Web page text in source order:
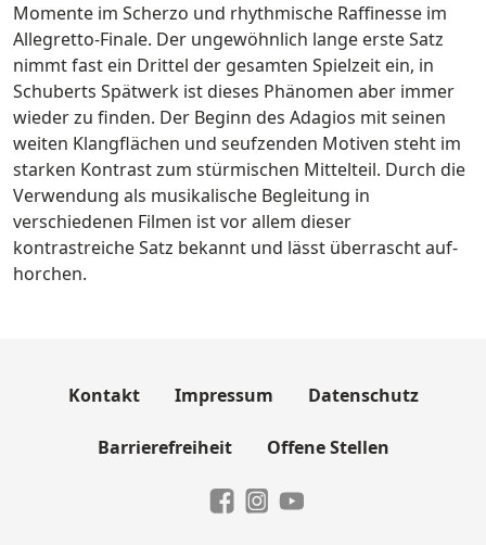
Momente im Scherzo und rhythmische Raffinesse im
Allegretto-Finale. Der ungewöhnlich lange erste Satz
nimmt fast ein Drittel der gesamten Spielzeit ein, in
Schuberts Spätwerk ist dieses Phänomen aber immer
wieder zu finden. Der Beginn des Adagios mit seinen
weiten Klangflächen und seufzenden Motiven steht im
starken Kontrast zum stürmischen Mittelteil. Durch die
Verwendung als musikalische Begleitung in
verschiedenen Filmen ist vor allem dieser
kontrastreiche Satz bekannt und lässt überrascht auf­
horchen.
Kontakt Impressum Datenschutz
Barrierefreiheit Offene Stellen